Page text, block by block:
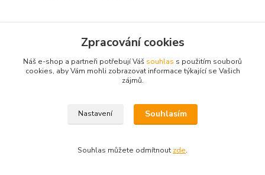
Zboží zařazeno v kategoriích
Pruty
vláčecí
Zpracování cookies
Náš e-shop a partneři potřebují Váš souhlas s použitím souborů
cookies, aby Vám mohli zobrazovat informace týkající se Vašich
zájmů.
Nastavení Souhlasím
Souhlas můžete odmítnout zde.